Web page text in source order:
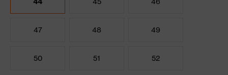
47 48 49
50 51 52